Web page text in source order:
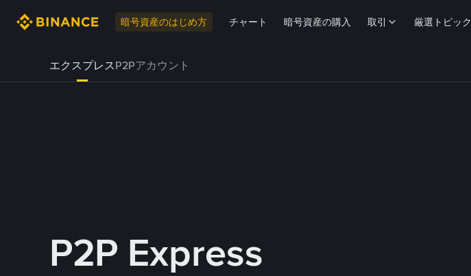
暗号資産のはじめ方 チャート 暗号資産の購入 取引 厳選トピック
エクスプレスP2Pアカウント
P2P Express